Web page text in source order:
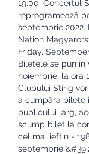
19:00. Concertul
reprogramează
septembrie 2022.
Nation
Friday,
Biletele se pun în
noiembrie, la ora
Clubului Sting
a cumpăra bilete
publicului larg,
scump bilet la
cel mai ieftin -
septembrie